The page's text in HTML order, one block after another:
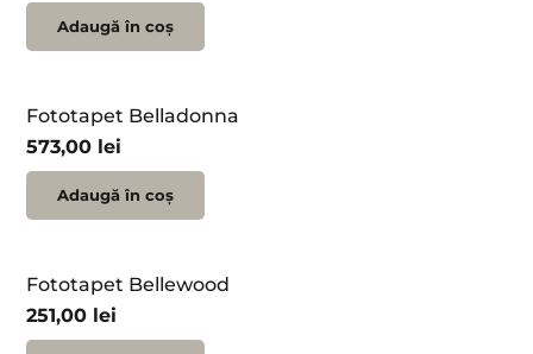
Adaugă în coș
Fototapet Belladonna
573,00 lei
Adaugă în coș
Fototapet Bellewood
251,00 lei